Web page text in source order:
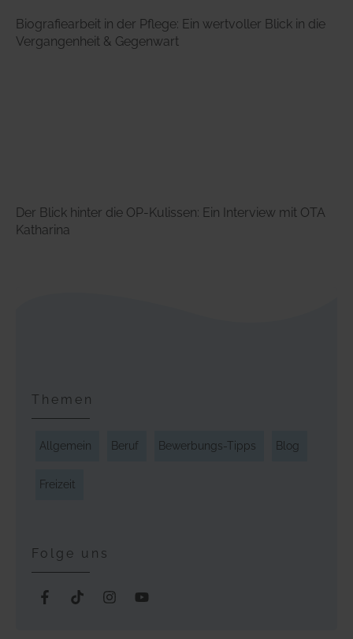
Biografiearbeit in der Pflege: Ein wertvoller Blick in die
Vergangenheit & Gegenwart
Der Blick hinter die OP-Kulissen: Ein Interview mit OTA
Katharina
Themen
Allgemein Beruf Bewerbungs-Tipps Blog
Freizeit
Folge uns